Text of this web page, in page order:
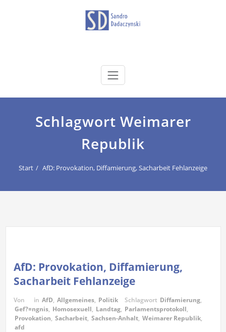
dadaczynski.de
Schlagwort Weimarer
Republik
Start AfD: Provokation, Diffamierung, Sacharbeit Fehlanzeige
AfD: Provokation, Diffamierung,
Sacharbeit Fehlanzeige
Von in AfD, Allgemeines, Politik Schlagwort Diffamierung,
Gef?¤ngnis, Homosexuell, Landtag, Parlamentsprotokoll,
Provokation, Sacharbeit, Sachsen-Anhalt, Weimarer Republik,
afd